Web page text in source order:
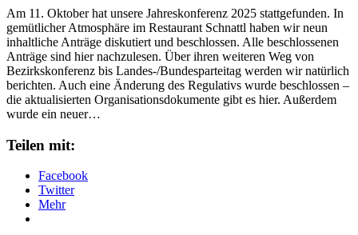
Am 11. Oktober hat unsere Jahreskonferenz 2025 stattgefunden. In
gemütlicher Atmosphäre im Restaurant Schnattl haben wir neun
inhaltliche Anträge diskutiert und beschlossen. Alle beschlossenen
Anträge sind hier nachzulesen. Über ihren weiteren Weg von
Bezirkskonferenz bis Landes-/Bundesparteitag werden wir natürlich
berichten. Auch eine Änderung des Regulativs wurde beschlossen –
die aktualisierten Organisationsdokumente gibt es hier. Außerdem
wurde ein neuer…
Teilen mit:
Facebook
Twitter
Mehr